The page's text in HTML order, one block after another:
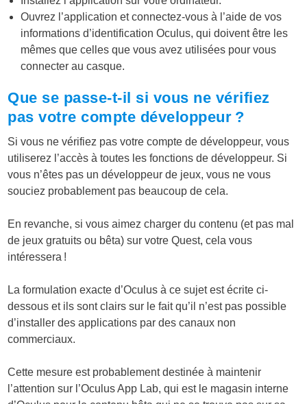
Ouvrez l’application et connectez-vous à l’aide de vos
informations d’identification Oculus, qui doivent être les
mêmes que celles que vous avez utilisées pour vous
connecter au casque.
Que se passe-t-il si vous ne vérifiez
pas votre compte développeur ?
Si vous ne vérifiez pas votre compte de développeur, vous
utiliserez l’accès à toutes les fonctions de développeur. Si
vous n’êtes pas un développeur de jeux, vous ne vous
souciez probablement pas beaucoup de cela.
En revanche, si vous aimez charger du contenu (et pas mal
de jeux gratuits ou bêta) sur votre Quest, cela vous
intéressera !
La formulation exacte d’Oculus à ce sujet est écrite ci-
dessous et ils sont clairs sur le fait qu’il n’est pas possible
d’installer des applications par des canaux non
commerciaux.
Cette mesure est probablement destinée à maintenir
l’attention sur l’Oculus App Lab, qui est le magasin interne